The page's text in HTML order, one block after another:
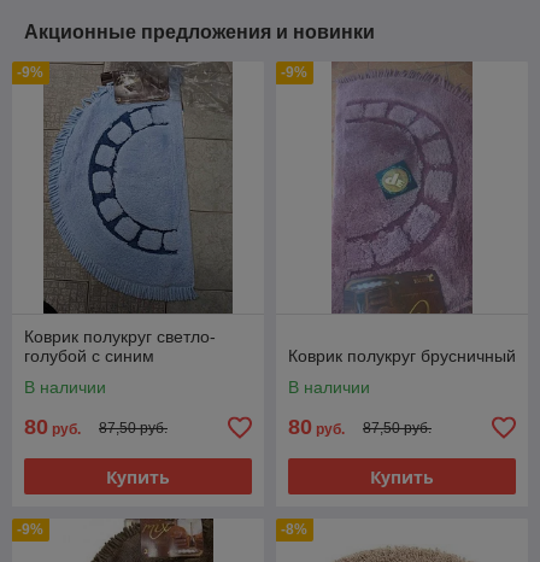
Акционные предложения и новинки
-9%
Коврик полукруг светло-
голубой с синим
В наличии
80 руб. 87,50 руб.
Купить
-9%
Коврик полукруг брусничный
В наличии
80 руб. 87,50 руб.
Купить
-9% -8%